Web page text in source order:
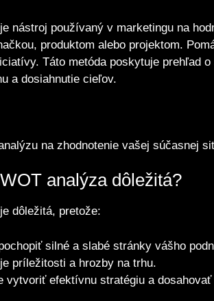
nástroj používaný v marketingu na
produktom alebo projektom.
Táto metóda poskytuje prehľad
a dosiahnutie cieľov.
na zhodnotenie vašej súčasnej
analýza dôležitá?
dôležitá, pretože:
silné a slabé stránky vášho
príležitosti a hrozby na trhu.
vytvoriť efektívnu stratégiu a dosahovať